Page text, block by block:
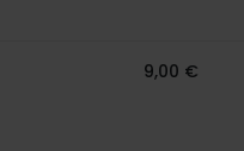
9,00 €